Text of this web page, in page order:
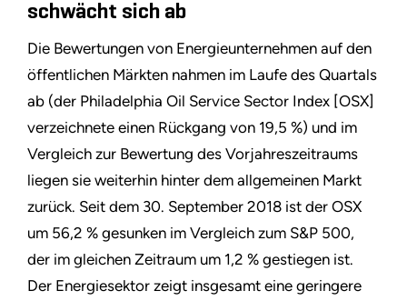
schwächt sich ab
Die Bewertungen von Energieunternehmen auf den
öffentlichen Märkten nahmen im Laufe des Quartals
ab (der Philadelphia Oil Service Sector Index [OSX]
verzeichnete einen Rückgang von 19,5 %) und im
Vergleich zur Bewertung des Vorjahreszeitraums
liegen sie weiterhin hinter dem allgemeinen Markt
zurück. Seit dem 30. September 2018 ist der OSX
um 56,2 % gesunken im Vergleich zum S&P 500,
der im gleichen Zeitraum um 1,2 % gestiegen ist.
Der Energiesektor zeigt insgesamt eine geringere